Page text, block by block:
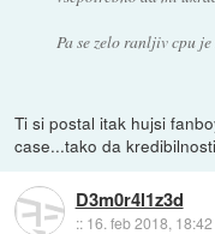
Pa se zelo ranljiv cpu
Ti si postal itak hujsi
case...tako da
D3m0r4l1z3d
:: 16. feb 2018, 18:42